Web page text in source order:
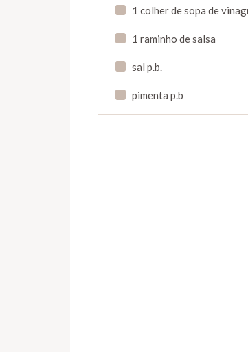
1 colher de sopa de
1 raminho de salsa
sal p.b.
pimenta p.b